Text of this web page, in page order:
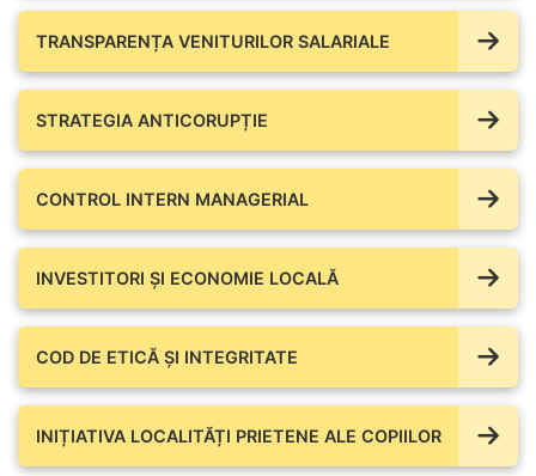
TRANSPARENȚA VENITURILOR SALARIALE
STRATEGIA ANTICORUPȚIE
CONTROL INTERN MANAGERIAL
INVESTITORI ȘI ECONOMIE LOCALĂ
COD DE ETICĂ ȘI INTEGRITATE
INIȚIATIVA LOCALITĂȚI PRIETENE ALE COPIILOR